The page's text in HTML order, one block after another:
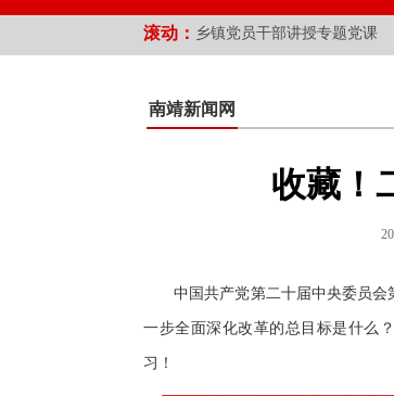
滚动：
钩乡镇党员干部讲授专题党课 ·我县召开道路交通安
南靖新闻网
收藏！
中国共产党第二十届中央委员
一步全面深化改革的总目标是什么
习！